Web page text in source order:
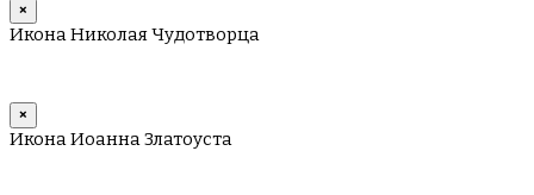
×
Икона Николая Чудотворца
×
Икона Иоанна Златоуста